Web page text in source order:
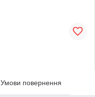
Умови повернення